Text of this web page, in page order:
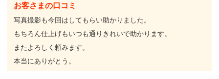
お客さまの口コミ
写真撮影も今回はしてもらい助かりました。
もちろん仕上げもいつも通りきれいで助かります。
またよろしく頼みます。
本当にありがとう。